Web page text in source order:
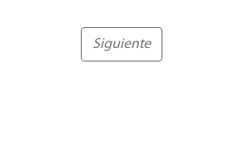
Siguiente